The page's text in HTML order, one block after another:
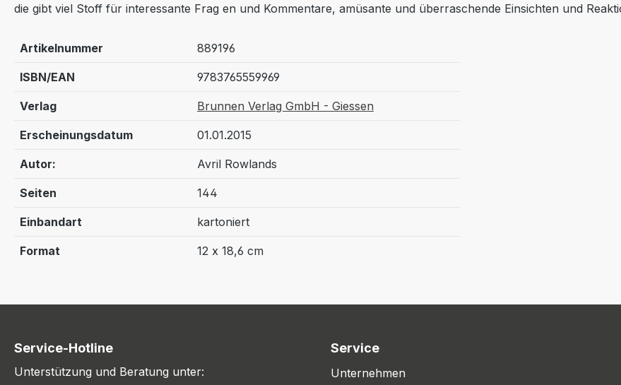
die gibt viel Stoff für interessante Frag en und Kommentare, amüsante und überraschende Einsichten und
Artikelnummer 889196
ISBN/EAN 9783765559969
Verlag Brunnen Verlag GmbH - Giessen
Erscheinungsdatum 01.01.2015
Autor: Avril Rowlands
Seiten 144
Einbandart kartoniert
Format 12 x 18,6 cm
Service-Hotline
Unterstützung und Beratung unter:
Service
Unternehmen